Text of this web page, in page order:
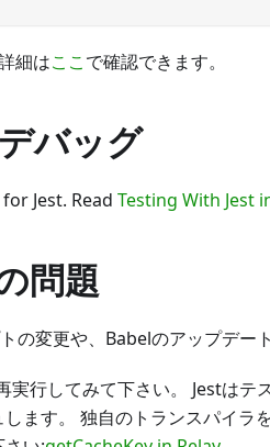
細はここで確認できます。
バッグ
Jest. Read Testing With Jest
問題
の変更や、Babelのアップデー
実行してみて下さい。 Jestはテ
ます。 独自のトランスパイラ